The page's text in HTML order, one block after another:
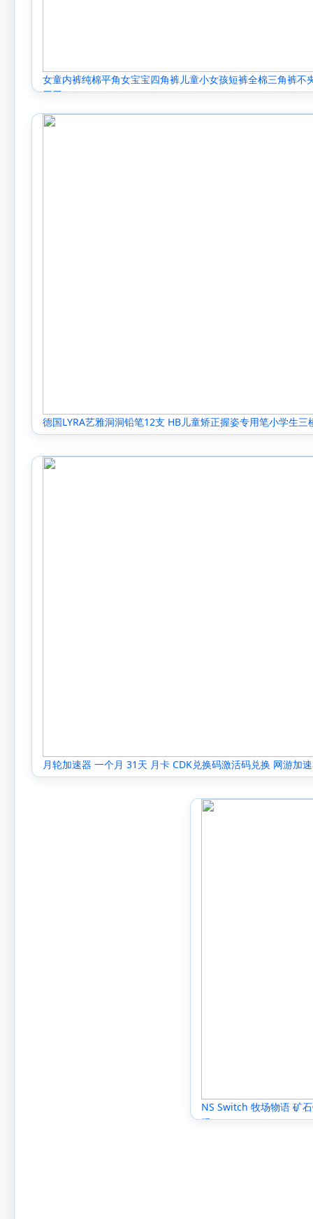
女童内裤纯棉平角女宝宝四角裤儿童小女孩短裤全棉三角裤不
屁屁
德国LYRA艺雅洞洞铅笔12支 HB儿童矫正握姿专用笔小学生三
月轮加速器 一个月 31天 月卡 CDK兑换码激活码兑换 网游加
NS Switch 牧场物语 矿
码